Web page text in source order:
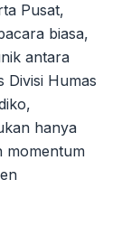
Pusat,
biasa,
antara
Divisi Humas
hanya
momentum